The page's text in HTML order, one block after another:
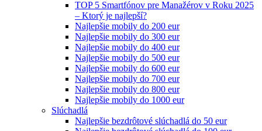
TOP 5 Smartfónov pre Manažérov v Roku 2025
– Ktorý je najlepší?
Najlepšie mobily do 200 eur
Najlepšie mobily do 300 eur
Najlepšie mobily do 400 eur
Najlepšie mobily do 500 eur
Najlepšie mobily do 600 eur
Najlepšie mobily do 700 eur
Najlepšie mobily do 800 eur
Najlepšie mobily do 1000 eur
Slúchadlá
Najlepšie bezdrôtové slúchadlá do 50 eur